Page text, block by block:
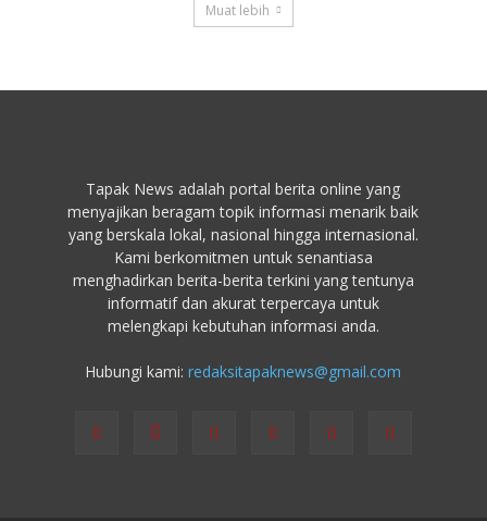
Muat lebih
Tapak News adalah portal berita online yang
menyajikan beragam topik informasi menarik baik
yang berskala lokal, nasional hingga internasional.
Kami berkomitmen untuk senantiasa
menghadirkan berita-berita terkini yang tentunya
informatif dan akurat terpercaya untuk
melengkapi kebutuhan informasi anda.
Hubungi kami:redaksitapaknews@gmail.com